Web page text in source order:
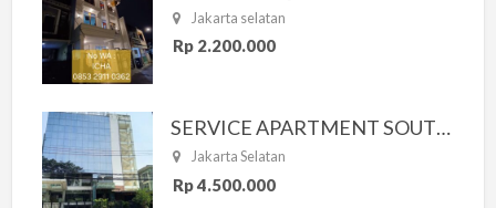
Jakarta selatan
Rp 2.200.000
SERVICE APARTMENT SOUTH RESIDENCE
Jakarta Selatan
Rp 4.500.000